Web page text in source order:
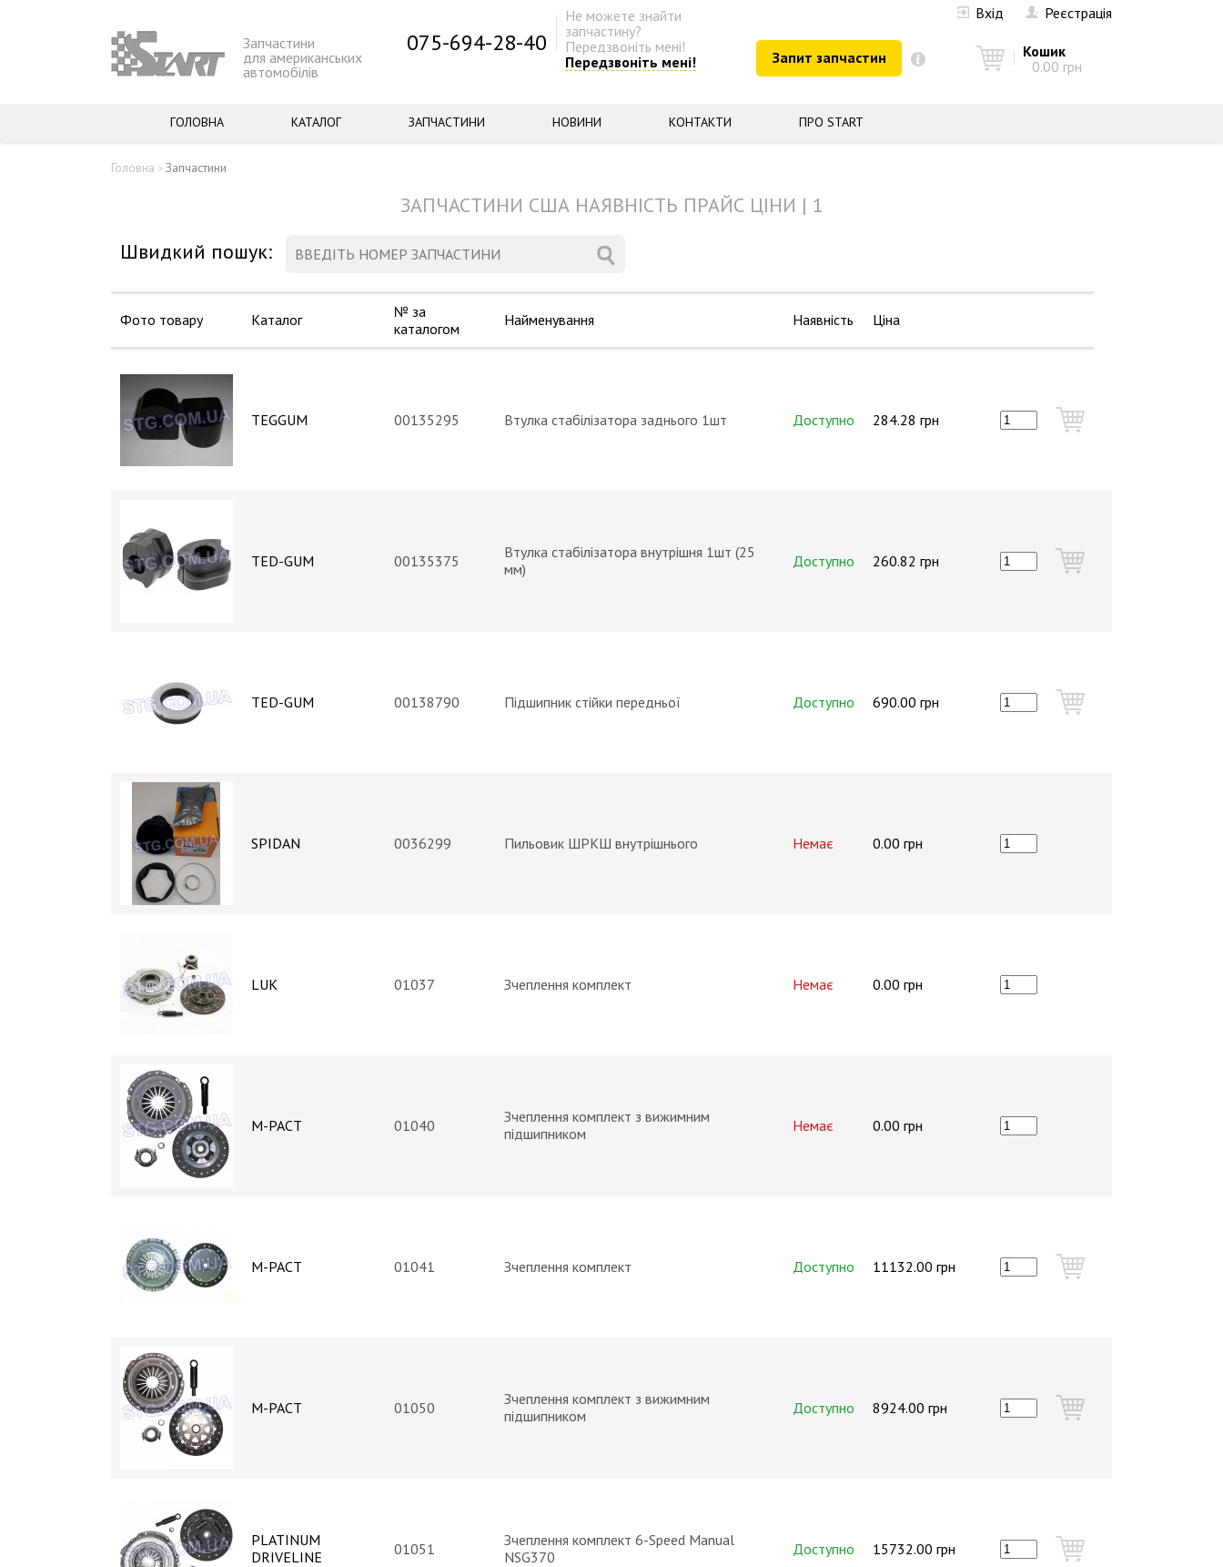
Вхід
Реєстрація
Запчастини
для американських
автомобілів
075-694-28-40
Не можете знайти
запчастину?
Передзвоніть мені!
Передзвоніть мені!
Запит запчастин
Кошик
0.00 грн
ГОЛОВНА КАТАЛОГ ЗАПЧАСТИНИ НОВИНИ КОНТАКТИ ПРО START
Головна > Запчастини
ЗАПЧАСТИНИ США НАЯВНІСТЬ ПРАЙС ЦІНИ | 1
Швидкий пошук:
Фото товару Каталог
№ за
каталогом
Найменування Наявність Ціна
TEGGUM 00135295 Втулка стабілізатора заднього 1шт Доступно 284.28 грн
TED-GUM 00135375
Втулка стабілізатора внутрішня 1шт (25
мм)
Доступно 260.82 грн
TED-GUM 00138790 Підшипник стійки передньої Доступно 690.00 грн
SPIDAN 0036299 Пильовик ШРКШ внутрішнього Немає 0.00 грн
LUK 01037 Зчеплення комплект Немає 0.00 грн
M-PACT 01040
Зчеплення комплект з вижимним
підшипником
Немає 0.00 грн
M-PACT 01041 Зчеплення комплект Доступно 11132.00 грн
M-PACT 01050
Зчеплення комплект з вижимним
підшипником
Доступно 8924.00 грн
PLATINUM
DRIVELINE
01051
Зчеплення комплект 6-Speed Manual
NSG370
Доступно 15732.00 грн